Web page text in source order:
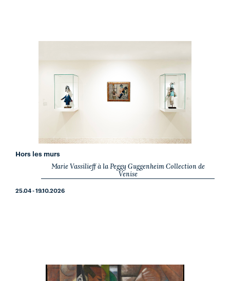
Hors les murs
Marie Vassilieff à la Peggy Guggenheim Collection de
Venise
25.04 - 19.10.2026